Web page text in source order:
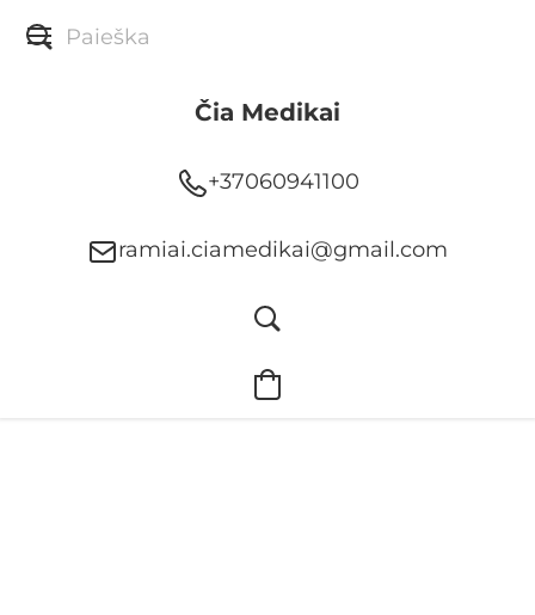
Čia Medikai
+37060941100
ramiai.ciamedikai@gmail.com